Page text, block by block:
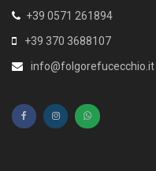
+39 0571 261894
+39 370 3688107
info@folgorefucecchio.it